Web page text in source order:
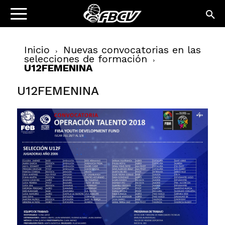
Inicio Nuevas convocatorias en las
selecciones de formación
U12FEMENINA
U12FEMENINA